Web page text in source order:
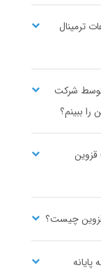
ترمینال
شرکت
را ببینم؟
قزوین
قزوین چیست؟